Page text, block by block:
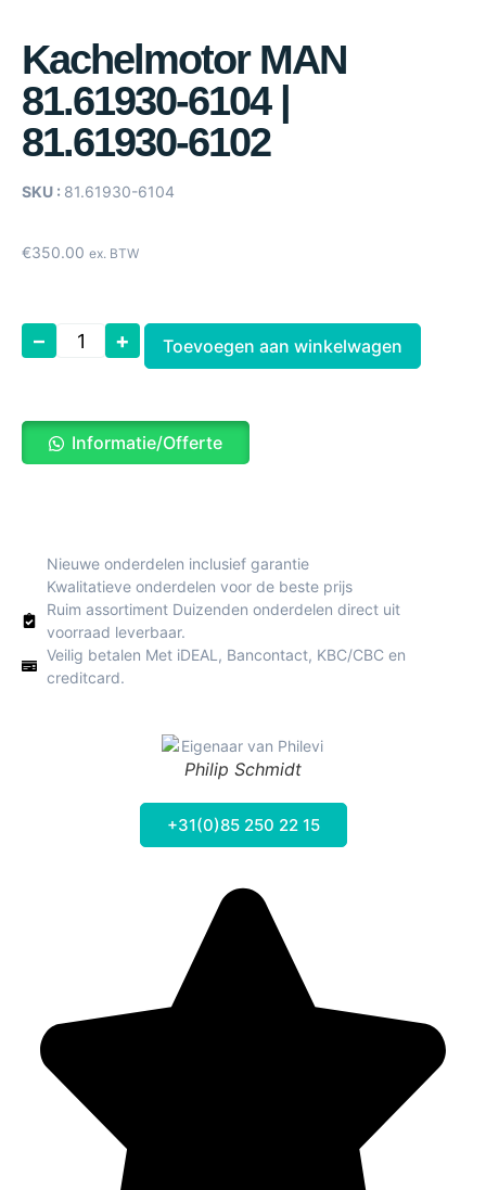
Kachelmotor MAN
81.61930-6104 |
81.61930-6102
SKU : 81.61930-6104
€350.00 ex. BTW
– + Toevoegen aan winkelwagen
Informatie/Offerte
Nieuwe onderdelen inclusief garantie
Kwalitatieve onderdelen voor de beste prijs
Ruim assortiment Duizenden onderdelen direct uit
voorraad leverbaar.
Veilig betalen Met iDEAL, Bancontact, KBC/CBC en
creditcard.
Philip Schmidt
+31(0)85 250 22 15